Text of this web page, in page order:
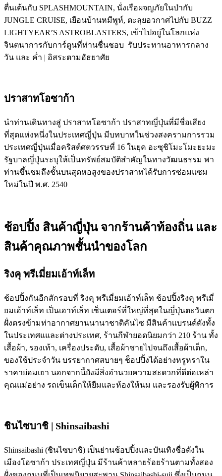
ตื่นเต้นกับ SPLASHMOUNTAIN, นั่งเรือผจญภัยในป่ากับ
JUNGLE CRUISE, เยือนบ้านหมีพูห์, ตะลุยอวกาศไปกับ BUZZ
LIGHTYEAR’S ASTROBLASTERS, เข้าไปอยู่ในโลกแห่ง
จินตนาการกับการ์ตูนที่ท่านชื่นชอบ รับประทานอาหารกลาง
วัน และ ค่ำ | อิสระตามอัธยาศัย
ปราสาทโอซาก้า
นำท่านเดินทางสู่ ปราสาทโอซาก้า ปราสาทญี่ปุ่นที่มีชื่อเสียง
ที่สุดแห่งหนึ่งในประเทศญี่ปุ่น มีบทบาทในช่วงสงครามการรวม
ประเทศญี่ปุ่นเมื่อคริสต์ศตวรรษที่ 16 ในยุค อะซุชิโมะโมะยะมะ
รัฐบาลญี่ปุ่นระบุให้เป็นทรัพย์สมบัติสำคัญในทางวัฒนธรรม พา
ท่านขึ้นชมถึงชั้นบนสุดหอสูงของปราสาทได้รับการซ่อมแซม
ใหม่ในปี พ.ศ. 2540
ช้อปปิ้ง สินค้าญี่ปุ่น จากร้านค้าท้องถิ่น และ
สินค้าคุณภาพชั้นนำของโลก
ริงคุ พรีเมี่ยมเอ้าท์เล็ท
ช้อปปิ้งกันอีกสักรอบที่ ริงคุ พรีเมี่ยมเอ้าท์เล็ท ช้อปปิ้งริงคุ พรีเมี่
ยมเอ้าท์เล็ท เป็นเอาท์เล็ท เซ็นเตอร์ที่ใหญ่ที่สุดในญี่ปุ่นตะวันตก
ฝั่งตรงข้ามท่าอากาศยานนานาชาติคันไซ มีสินค้าเเบรนด์ดังทั้ง
ในประเทศแและต่างประเทศ, ร้านกีฬายอดนิยมกว่า 210 ร้าน ทั้ง
เสื้อผ้า, รองเท้า, เครื่องประดับ, เสื้อผ้าชายไปจนถึงเสื้อผ้าเด็ก,
ของใช้ประจำวัน บรรยากาศสบายๆ ช็อปปิ้งได้อย่างหรูหราใน
ราคาย่อมเยา นอกจากนี้ยังมีสิ่งอำนวยความสะดวกที่ดีต่อเหล่า
คุณแม่อย่าง รถเข็นเด็กให้ยืมและห้องให้นม และรองรับผู้พิการ
ชินไซบาชิ | Shinsaibashi
Shinsaibashi (ชินไซบาชิ) เป็นย่านช้อปปิ้งและบันเทิงชื่อดังใน
เมืองโอซาก้า ประเทศญี่ปุ่น มีร้านค้าหลายร้อยร้านตามทั้งสอง